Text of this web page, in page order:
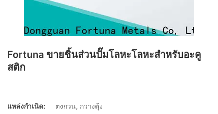
Fortuna ขายชิ้นส่วนปั๊มโลหะโลหะสำหรับอะคู
สติก
แหล่งกำเนิด:
ตงกวน, กวางตุ้ง